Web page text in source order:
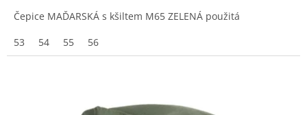
z
hvězdiček.
Čepice MAĎARSKÁ s kšiltem M65 ZELENÁ použitá
53
54 55 56